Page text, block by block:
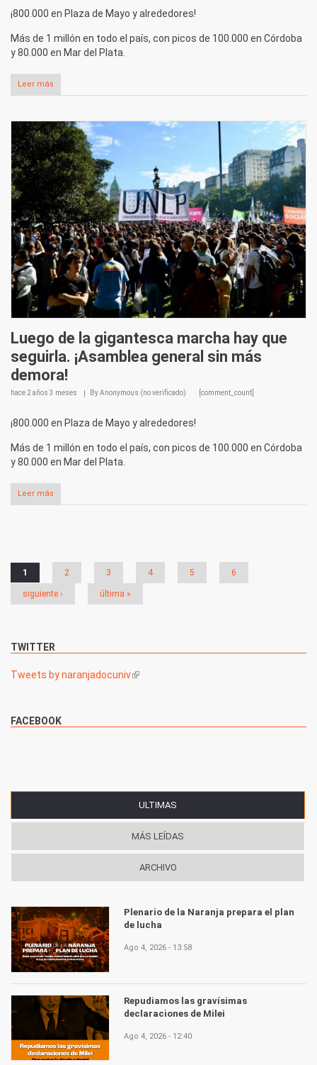
¡800.000 en Plaza de Mayo y alrededores!
Más de 1 millón en todo el país, con picos de 100.000 en Córdoba
y 80.000 en Mar del Plata.
Leer más
Luego de la gigantesca marcha hay que
seguirla. ¡Asamblea general sin más
demora!
hace 2 años 3 meses ByAnonymous (no verificado) [comment_count]
¡800.000 en Plaza de Mayo y alrededores!
Más de 1 millón en todo el país, con picos de 100.000 en Córdoba
y 80.000 en Mar del Plata.
Leer más
Páginas
1 2 3 4 5 6
siguiente › última »
TWITTER
Tweets by naranjadocuniv(link is external)
FACEBOOK
ULTIMAS
MÁS LEÍDAS
ARCHIVO
Plenario de la Naranja prepara el plan
de lucha
Ago 4, 2026 - 13:58
Repudiamos las gravísimas
declaraciones de Milei
Ago 4, 2026 - 12:40